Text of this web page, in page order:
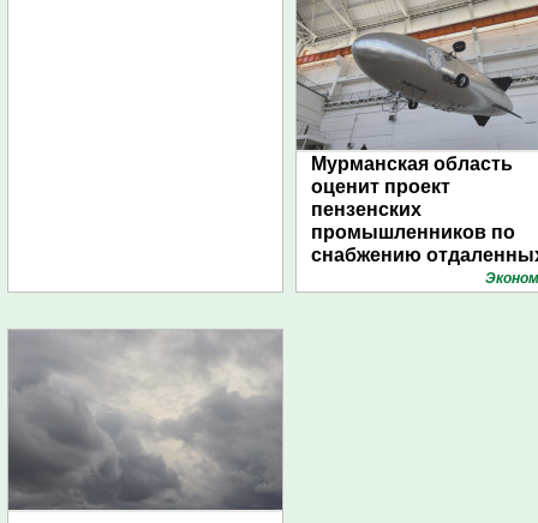
Мурманская область
оценит проект
пензенских
промышленников по
снабжению
поселений с помощью